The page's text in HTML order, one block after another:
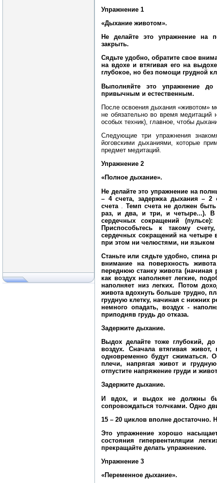
Упражнение 1
«Дыхание животом».
Не делайте это упражнение на
закрыть.
Сядьте удобно, обратите свое
на вдохе и втягивая его на
глубокое, но без помощи грудной
Выполняйте это упражнение
привычным и естественным.
После освоения дыхания «животом»
не обязательно во время медитаций
особых техник), главное, чтобы
Следующие три упражнения
йоговскими дыханиями, которые
предмет медитаций.
Упражнение 2
«Полное дыхание».
Не делайте это упражнение на
– 4 счета, задержка дыхания – 2
счета
Темп счета не должен
раз, и два, и три, и четыре...). В
сердечных сокращений
Приспособьтесь к такому
сердечных сокращений на четыре
при этом ни челюстями, ни языком
Станьте или сядьте удобно, спина
внимание на поверхность
переднюю станку живота (начиная
как воздух наполняет легкие,
наполняет низ легких. Потом
живота вдохнуть больше трудно,
грудную клетку, начиная с нижних
немного опадать, воздух -
приподняв грудь до отказа.
Задержите дыхание.
Выдох делайте тоже глубокий,
воздух. Сначала втягивая
одновременно будут сжиматься.
плечи, напрягая живот и
отпустите напряжение груди и
Задержите дыхание.
И вдох, и выдох не должны
сопровождаться толчками. Одно
15 – 20 циклов вполне достаточно.
Это упражнение хорошо
состояния гипервентиляции
прекращайте делать упражнение.
Упражнение 3
«Переменное дыхание».